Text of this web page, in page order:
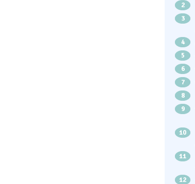
2
3
4
5
6
7
8
9
10
11
12